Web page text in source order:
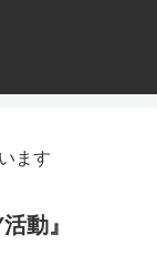
ます
動』